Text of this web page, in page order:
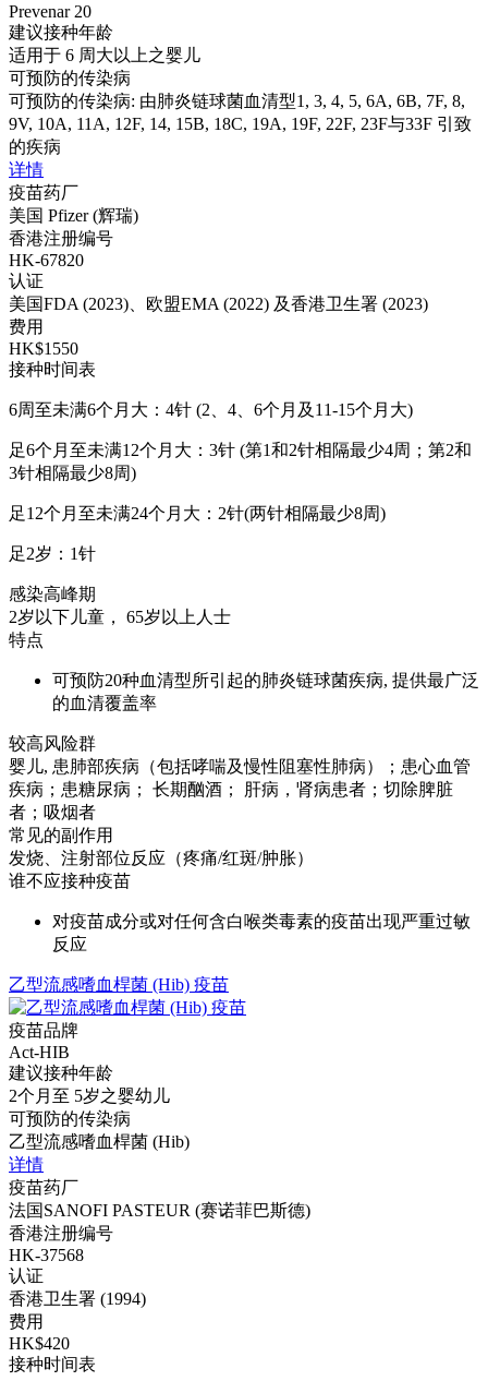
Prevenar 20
建议接种年龄
适用于 6 周大以上之婴儿
可预防的传染病
可预防的传染病: 由肺炎链球菌血清型1, 3, 4, 5, 6A, 6B, 7F, 8,
9V, 10A, 11A, 12F, 14, 15B, 18C, 19A, 19F, 22F, 23F与33F 引致
的疾病
详情
疫苗药厂
美国 Pfizer (辉瑞)
香港注册编号
HK-67820
认证
美国FDA (2023)、欧盟EMA (2022) 及香港卫生署 (2023)
费用
HK$1550
接种时间表
6周至未满6个月大：4针 (2、4、6个月及11-15个月大)
足6个月至未满12个月大：3针 (第1和2针相隔最少4周；第2和
3针相隔最少8周)
足12个月至未满24个月大：2针(两针相隔最少8周)
足2岁：1针
感染高峰期
2岁以下儿童， 65岁以上人士
特点
可预防20种血清型所引起的肺炎链球菌疾病, 提供最广泛
的血清覆盖率
较高风险群
婴儿, 患肺部疾病（包括哮喘及慢性阻塞性肺病）；患心血管
疾病；患糖尿病； 长期酗酒； 肝病，肾病患者；切除脾脏
者；吸烟者
常见的副作用
发烧、注射部位反应（疼痛/红斑/肿胀）
谁不应接种疫苗
对疫苗成分或对任何含白喉类毒素的疫苗出现严重过敏
反应
乙型流感嗜血桿菌 (Hib) 疫苗
疫苗品牌
Act-HIB
建议接种年龄
2个月至 5岁之婴幼儿
可预防的传染病
乙型流感嗜血桿菌 (Hib)
详情
疫苗药厂
法国SANOFI PASTEUR (赛诺菲巴斯德)
香港注册编号
HK-37568
认证
香港卫生署 (1994)
费用
HK$420
接种时间表